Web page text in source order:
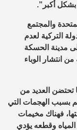
بشكل أكبر”.
والمجتمع
التركية لعدم
مدينة الحسكة
انتشار الوباء
تحتضن العديد من
بسبب الهجمات التي
فهناك مخيمات
وقطعه يؤدي